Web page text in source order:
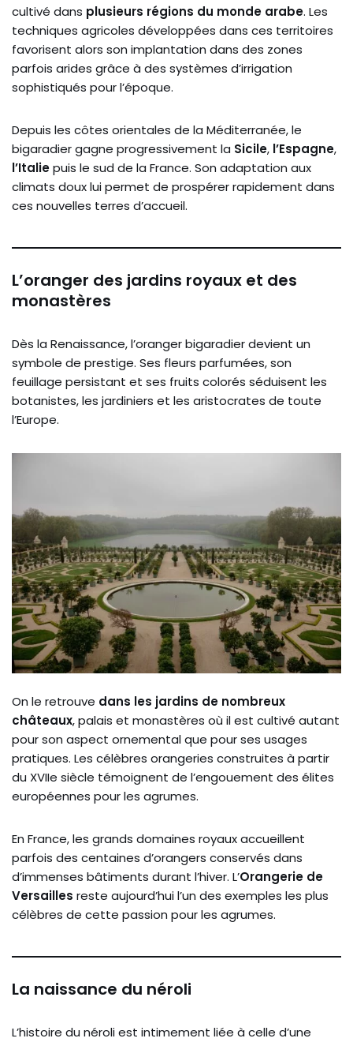
cultivé dans plusieurs régions du monde arabe. Les
techniques agricoles développées dans ces territoires
favorisent alors son implantation dans des zones
parfois arides grâce à des systèmes d’irrigation
sophistiqués pour l’époque.
Depuis les côtes orientales de la Méditerranée, le
bigaradier gagne progressivement la Sicile, l’Espagne,
l’Italiepuis le sud de la France. Son adaptation aux
climats doux lui permet de prospérer rapidement dans
ces nouvelles terres d’accueil.
L’oranger des jardins royaux et des
monastères
Dès la Renaissance, l’oranger bigaradier devient un
symbole de prestige. Ses fleurs parfumées, son
feuillage persistant et ses fruits colorés séduisent les
botanistes, les jardiniers et les aristocrates de toute
l’Europe.
On le retrouve dans les jardins de nombreux
châteaux, palais et monastères où il est cultivé autant
pour son aspect ornemental que pour ses usages
pratiques. Les célèbres orangeries construites à partir
du XVIIe siècle témoignent de l’engouement des élites
européennes pour les agrumes.
En France, les grands domaines royaux accueillent
parfois des centaines d’orangers conservés dans
d’immenses bâtiments durant l’hiver. L’Orangerie de
Versailles reste aujourd’hui l’un des exemples les plus
célèbres de cette passion pour les agrumes.
La naissance du néroli
L’histoire du néroli est intimement liée à celle d’une